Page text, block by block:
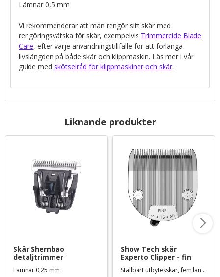
Lämnar 0,5 mm
Vi rekommenderar att man rengör sitt skär med
rengöringsvätska för skär, exempelvis Trimmercide Blade
Care, efter varje användningstillfälle för att förlänga
livslängden på både skär och klippmaskin. Läs mer i vår
guide med skötselråd för klippmaskiner och skär.
Liknande produkter
Skär Shernbao
detaljtrimmer
Lämnar 0,25 mm
Show Tech skär
Experto Clipper - fin
Ställbart utbytesskär, fem längder 0,25-2 mm